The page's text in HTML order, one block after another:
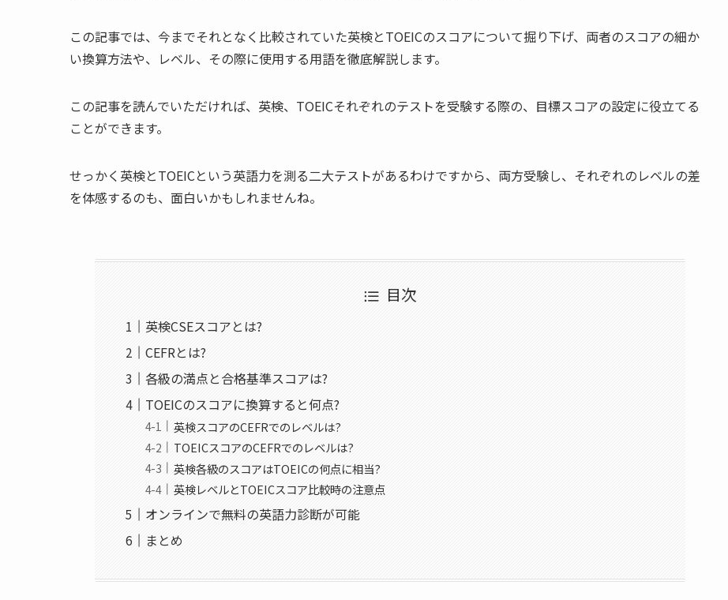
この記事では、今までそれとなく比較されていた英検とTOEICのスコアについて掘り下げ、両者のスコアの細か
い換算方法や、レベル、その際に使用する用語を徹底解説します。
この記事を読んでいただければ、英検、TOEICそれぞれのテストを受験する際の、目標スコアの設定に役立てる
ことができます。
せっかく英検とTOEICという英語力を測る二大テストがあるわけですから、両方受験し、それぞれのレベルの差
を体感するのも、面白いかもしれませんね。
目次
英検CSEスコアとは?
CEFRとは?
各級の満点と合格基準スコアは?
TOEICのスコアに換算すると何点?
英検スコアのCEFRでのレベルは?
TOEICスコアのCEFRでのレベルは?
英検各級のスコアはTOEICの何点に相当?
英検レベルとTOEICスコア比較時の注意点
オンラインで無料の英語力診断が可能
まとめ